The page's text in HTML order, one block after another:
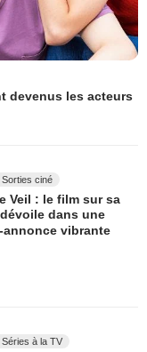
devenus les acteurs
ciné
Veil : le film sur sa
dans une
annonce vibrante
à la TV